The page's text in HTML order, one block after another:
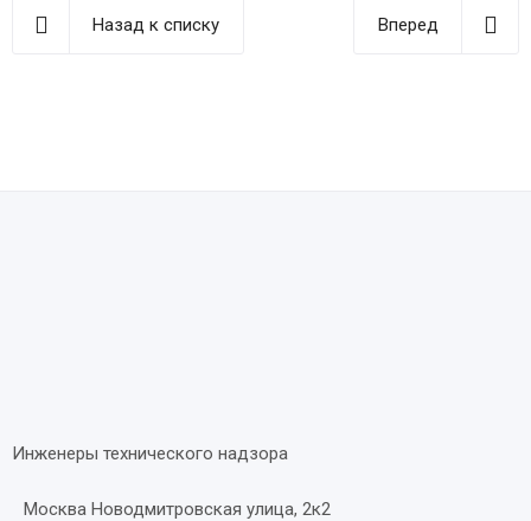
Назад к списку Вперед
Инженеры технического надзора
Москва Новодмитровская улица, 2к2